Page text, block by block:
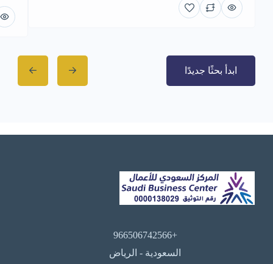
ابدأ بحثًا جديدًا
+966506742566
السعودية - الرياض